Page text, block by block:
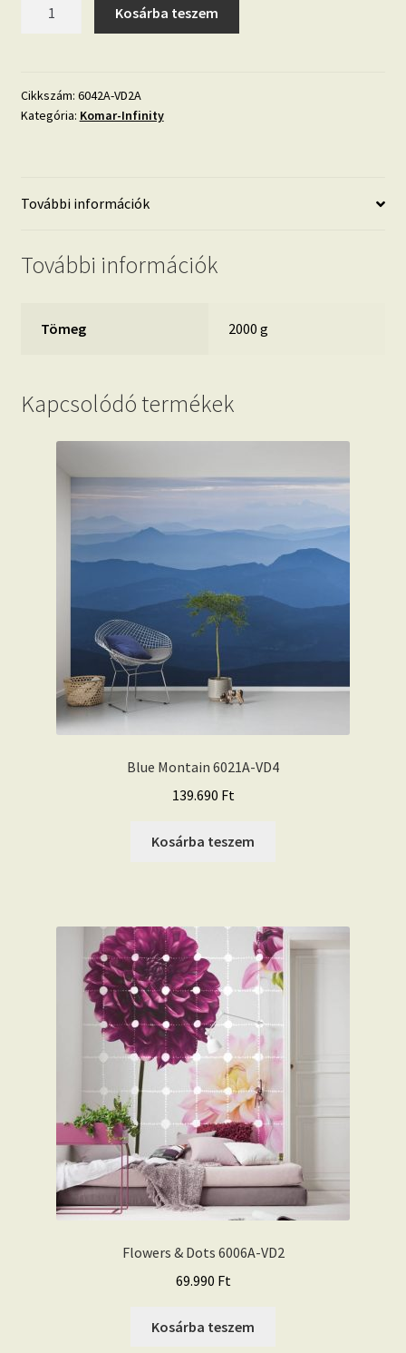
mennyiség
Kosárba teszem
Cikkszám: 6042A-VD2A
Kategória: Komar-Infinity
További információk
További információk
Tömeg 2000 g
Kapcsolódó termékek
Blue Montain 6021A-VD4
139.690 Ft
Kosárba teszem
Flowers & Dots 6006A-VD2
69.990 Ft
Kosárba teszem